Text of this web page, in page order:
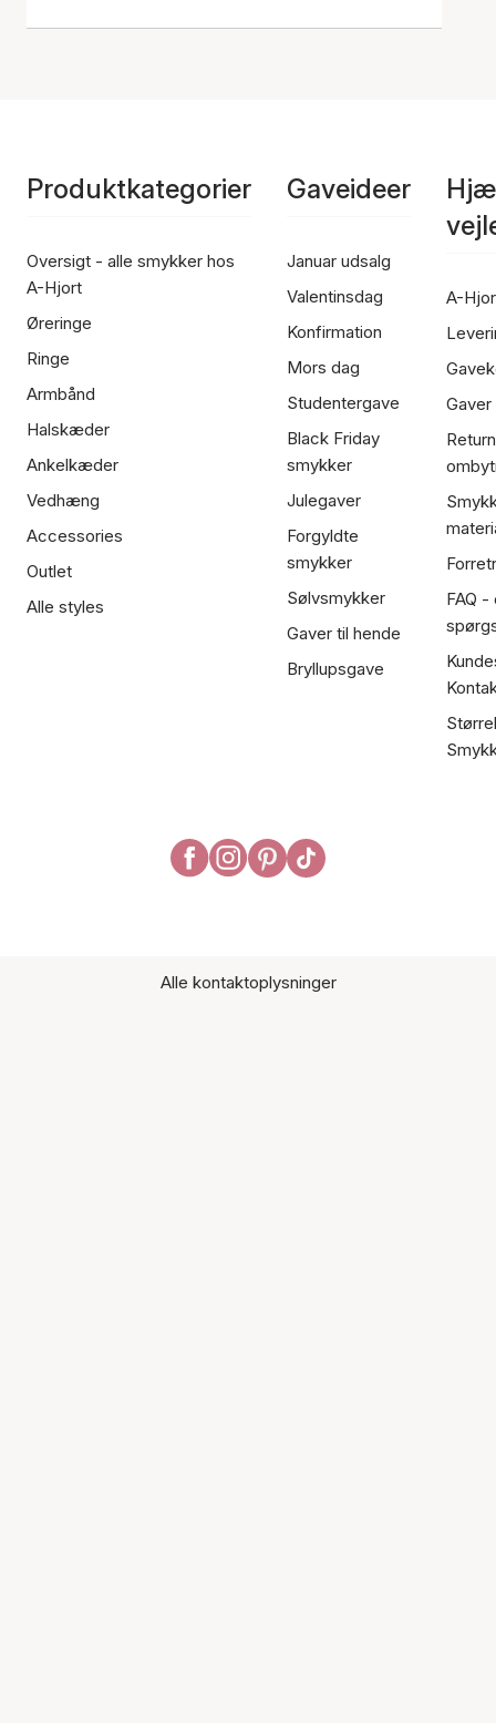
Produktkategorier
Oversigt - alle smykker hos
A-Hjort
Øreringe
Ringe
Armbånd
Halskæder
Ankelkæder
Vedhæng
Accessories
Outlet
Alle styles
Gaveideer
Januar udsalg
Valentinsdag
Konfirmation
Mors dag
Studentergave
Black Friday
smykker
Julegaver
Forgyldte
smykker
Sølvsmykker
Gaver til hende
Bryllupsgave
A-
FAQ
Alle kontaktoplysninger